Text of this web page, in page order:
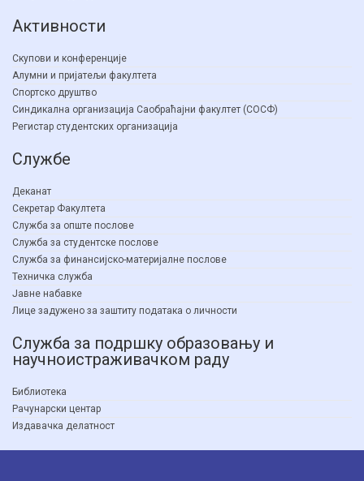
Активности
Скупови и конференције
Алумни и пријатељи факултета
Спортско друштво
Синдикална организација Саобраћајни факултет (СОСФ)
Регистар студентских организација
Службе
Деканат
Секретар Факултета
Служба за опште послове
Служба за студентске послове
Служба за финансијско-материјалне послове
Техничка служба
Јавне набавке
Лице задужено за заштиту података о личности
Служба за подршку образовању и
научноистраживачком раду
Библиотека
Рачунарски центар
Издавачка делатност